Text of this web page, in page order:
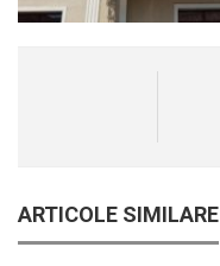
ARTICOLE SIMILARE